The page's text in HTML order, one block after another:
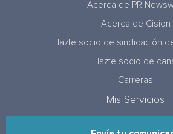
Acerca de PR
Acerca de Cision
Hazte socio de sindicación
Hazte socio de
Carreras
Mis Servicios